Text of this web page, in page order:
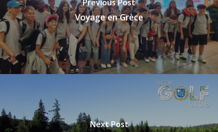
Previous Post
Voyage en Grèce
Next Post